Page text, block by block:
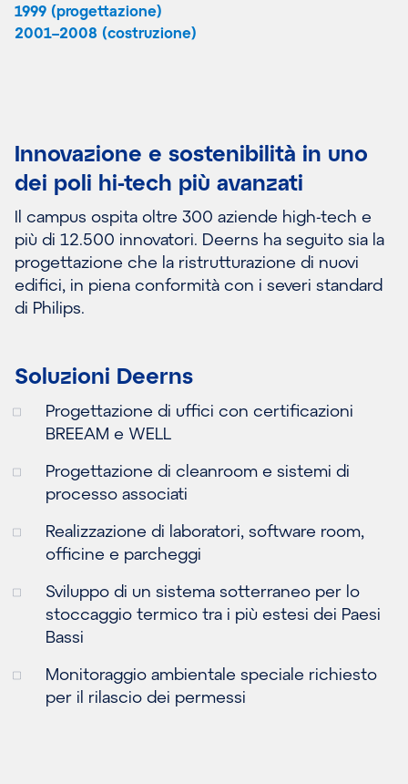
1999 (progettazione)
2001–2008 (costruzione)
Innovazione e sostenibilità in uno
dei poli hi-tech più avanzati
Il campus ospita oltre 300 aziende high-tech e
più di 12.500 innovatori. Deerns ha seguito sia la
progettazione che la ristrutturazione di nuovi
edifici, in piena conformità con i severi standard
di Philips.
Soluzioni Deerns
Progettazione di uffici con certificazioni
BREEAM e WELL
Progettazione di cleanroom e sistemi di
processo associati
Realizzazione di laboratori, software room,
officine e parcheggi
Sviluppo di un sistema sotterraneo per lo
stoccaggio termico tra i più estesi dei Paesi
Bassi
Monitoraggio ambientale speciale richiesto
per il rilascio dei permessi